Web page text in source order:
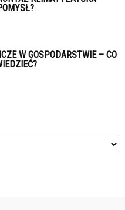
W GOSPODARSTWIE – CO